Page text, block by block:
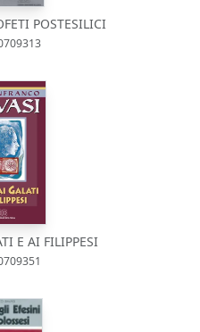
POSTESILICI
E AI FILIPPESI